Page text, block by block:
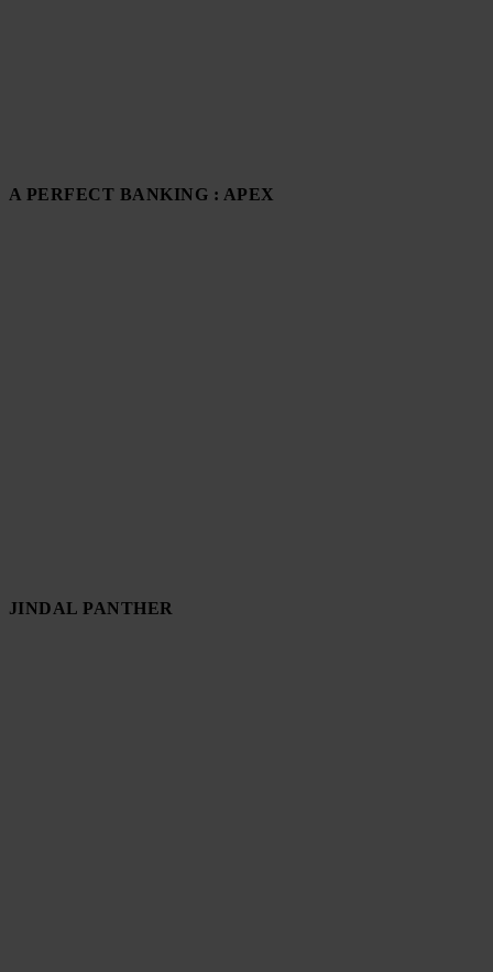
A PERFECT BANKING : APEX
JINDAL PANTHER